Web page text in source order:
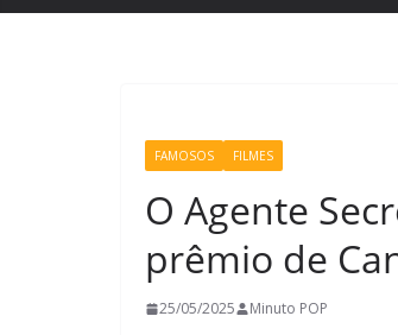
FAMOSOS FILMES
O Agente
prêmio de
25/05/2025 Minuto POP